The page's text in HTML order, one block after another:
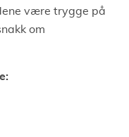
være trygge på
om